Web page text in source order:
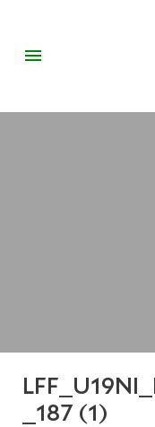
_187 (1)